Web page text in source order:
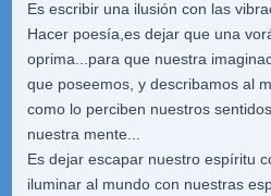
Es escribir una ilusión con las
Hacer poesía,es dejar que una
oprima...para que nuestra
que poseemos, y describamos al
como lo perciben nuestros
nuestra mente...
Es dejar escapar nuestro espíritu
iluminar al mundo con nuestras